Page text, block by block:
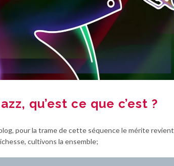
qu’est ce que c’est ?
pour la trame de cette séquence le mérite revient
cultivons la ensemble;